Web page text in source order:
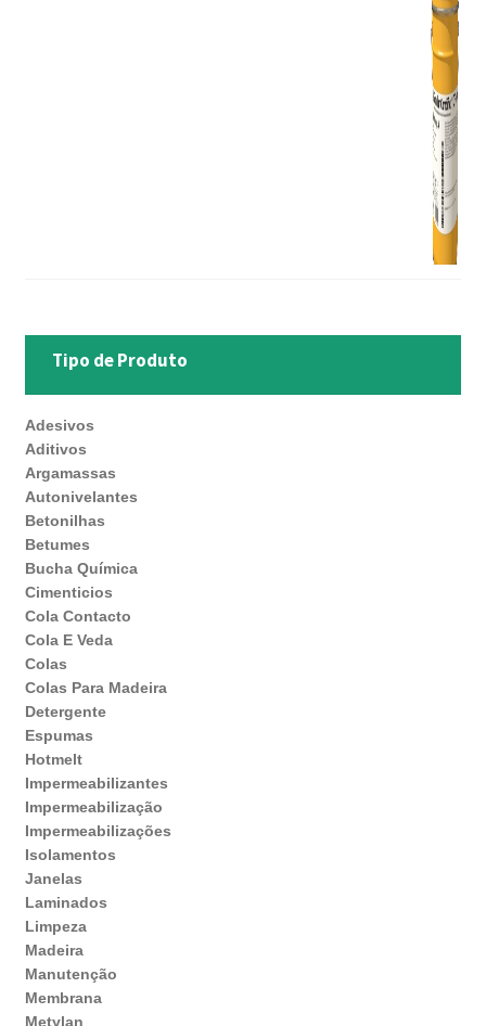
Tipo de Produto
Adesivos
Aditivos
Argamassas
Autonivelantes
Betonilhas
Betumes
Bucha Química
Cimenticios
Cola Contacto
Cola E Veda
Colas
Colas Para Madeira
Detergente
Espumas
Hotmelt
Impermeabilizantes
Impermeabilização
Impermeabilizações
Isolamentos
Janelas
Laminados
Limpeza
Madeira
Manutenção
Membrana
Metylan